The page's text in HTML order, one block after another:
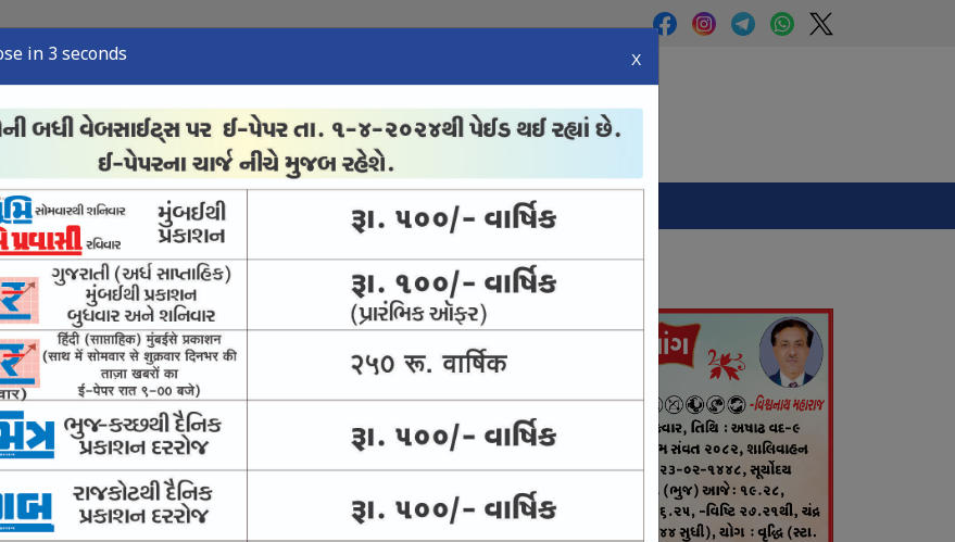
સ્પોર્ટ્સ ન્યુઝ તંત્રી લેખ ઈ-પેપર
in 2 seconds X
Panchang